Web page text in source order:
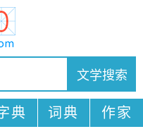
典 词典 作家